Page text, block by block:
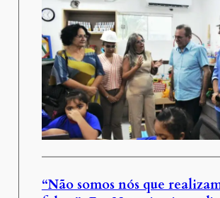
“Não somos nós que